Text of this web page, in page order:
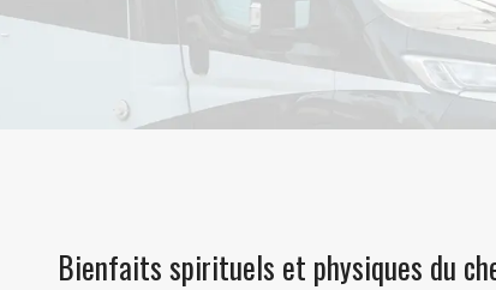
Bienfaits spirituels et physiques du